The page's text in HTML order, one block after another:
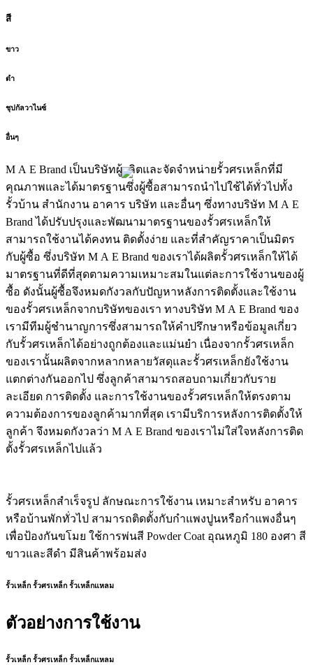
สี
ขาว
ดำ
ชุปกัลวาไนซ์
อื่นๆ
M A E Brand เป็นบริษัทผู้ผลิตและจัดจำหน่ายรั้วศรเหล็กที่มี
คุณภาพและได้มาตรฐานซึ่งผู้ซื้อสามารถนำไปใช้ได้ทั่วไปทั้ง
รั้วบ้าน สำนักงาน อาคาร บริษัท และอื่นๆ ซึ่งทางบริษัท M A E
Brand ได้ปรับปรุงและพัฒนามาตรฐานของรั้วศรเหล็กให้
สามารถใช้งานได้คงทน ติดตั้งง่าย และที่สำคัญราคาเป็นมิตร
กับผู้ซื้อ ซึ่งบริษัท M A E Brand ของเราได้ผลิตรั้วศรเหล็กให้ได้
มาตรฐานที่ดีที่สุดตามความเหมาะสมในแต่ละการใช้งานของผู้
ซื้อ ดังนั้นผู้ซื้อจึงหมดกังวลกับปัญหาหลังการติดตั้งและใช้งาน
ของรั้วศรเหล็กจากบริษัทของเรา ทางบริษัท M A E Brand ของ
เรามีทีมผู้ชำนาญการซึ่งสามารถให้คำปรึกษาหรือข้อมูลเกี่ยว
กับรั้วศรเหล็กได้อย่างถูกต้องและแม่นยำ เนื่องจากรั้วศรเหล็ก
ของเรานั้นผลิตจากหลากหลายวัสดุและรั้วศรเหล็กยังใช้งาน
แตกต่างกันออกไป ซึ่งลูกค้าสามารถสอบถามเกี่ยวกับราย
ละเอียด การติดตั้ง และการใช้งานของรั้วศรเหล็กให้ตรงตาม
ความต้องการของลูกค้ามากที่สุด เรามีบริการหลังการติดตั้งให้
ลูกค้า จึงหมดกังวลว่า M A E Brand ของเราไม่ใส่ใจหลังการติด
ตั้งรั้วศรเหล็กไปแล้ว
รั้วศรเหล็กสำเร็จรูป ลักษณะการใช้งาน เหมาะสำหรับ อาคาร
หรือบ้านพักทั่วไป สามารถติดตั้งกับกำแพงปูนหรือกำแพงอื่นๆ
เพื่อป้องกันขโมย ใช้การพ่นสี Powder Coat อุณหภูมิ 180 องศา สี
ขาวและสีดำ มีสินค้าพร้อมส่ง
รั้วเหล็ก รั้วศรเหล็ก รั้วเหล็กแหลม
ตัวอย่างการใช้งาน
รั้วเหล็ก รั้วศรเหล็ก รั้วเหล็กแหลม